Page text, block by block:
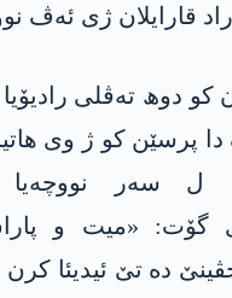
قارایلان ژی ئەڤ
کو دوھ تەڤلی
پرسێن کو ژ وی
گۆت: «میت و
دە تێ ئیدیئا